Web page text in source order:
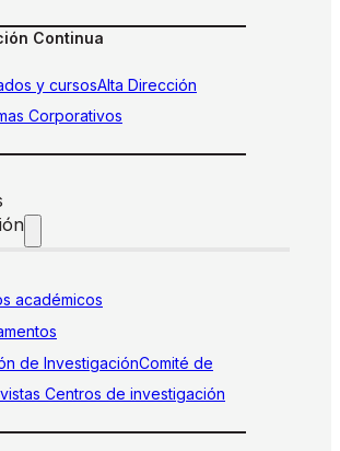
Continua
y cursosAlta Dirección
Corporativos
académicos
de InvestigaciónComité de
Centros de investigación